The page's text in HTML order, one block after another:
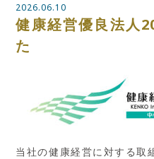
2026.06.10
健康経営優良法人
た
当社の健康経営に対する取